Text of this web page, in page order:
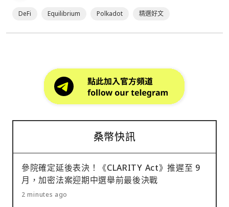
DeFi Equilibrium Polkadot 精選好文
桑幣快訊
參院確定延後表決！《CLARITY Act》推遲至 9
月，加密法案迎期中選舉前最後決戰
2 minutes ago